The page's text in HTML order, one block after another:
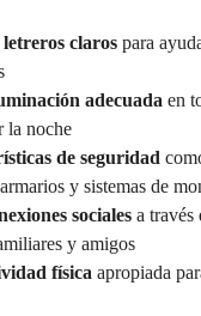
claros para
adecuada en
la noche
de seguridad
y sistemas de
sociales a través
y amigos
física apropiada